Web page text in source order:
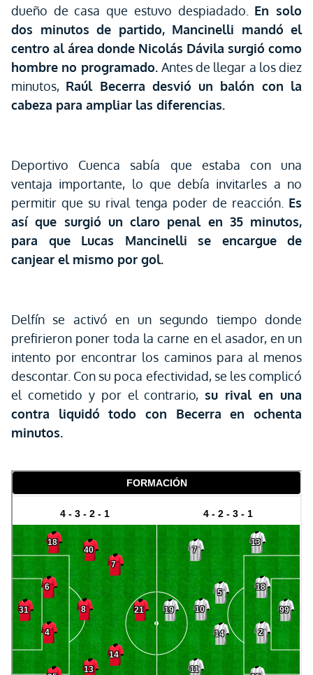
dueño de casa que estuvo despiadado. En solo
dos minutos de partido, Mancinelli mandó el
centro al área donde Nicolás Dávila surgió como
hombre no programado. Antes de llegar a los diez
minutos, Raúl Becerra desvió un balón con la
cabeza para ampliar las diferencias.
Deportivo Cuenca sabía que estaba con una
ventaja importante, lo que debía invitarles a no
permitir que su rival tenga poder de reacción. Es
así que surgió un claro penal en 35 minutos,
para que Lucas Mancinelli se encargue de
canjear el mismo por gol.
Delfín se activó en un segundo tiempo donde
prefirieron poner toda la carne en el asador, en un
intento por encontrar los caminos para al menos
descontar. Con su poca efectividad, se les complicó
el cometido y por el contrario, su rival en una
contra liquidó todo con Becerra en ochenta
minutos.